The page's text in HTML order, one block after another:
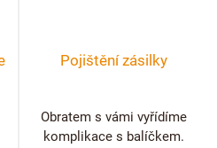
Pojištění zásilky
Obratem s vámi vyřídíme
komplikace s balíčkem.